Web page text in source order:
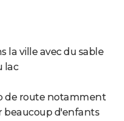
la ville avec du sable
lac
de route notamment
beaucoup d'enfants